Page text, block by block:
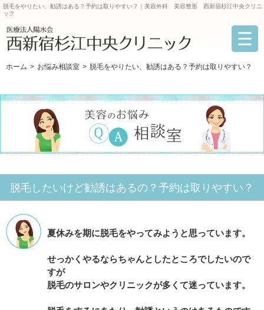
脱毛をやりたい、勧誘はある？予約は取りやすい？｜美容外科 美容整形 西新宿杉江中央クリニ
ック
ホーム お悩み相談室 脱毛をやりたい、勧誘はある？予約は取りやすい？
脱毛したいけど勧誘はあるの？予約は取りやすい？
夏休みを期に脱毛をやってみようと思っています。
せっかくやるならちゃんとしたところでしたいので
すが
脱毛のサロンやクリニックが多くて迷っています。